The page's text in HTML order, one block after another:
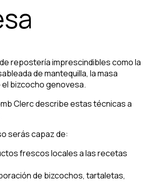
repostería imprescindibles como la
de mantequilla, la masa
bizcocho genovesa.
Clerc describe estas técnicas a
serás capaz de:
frescos locales a las recetas
de bizcochos, tartaletas,